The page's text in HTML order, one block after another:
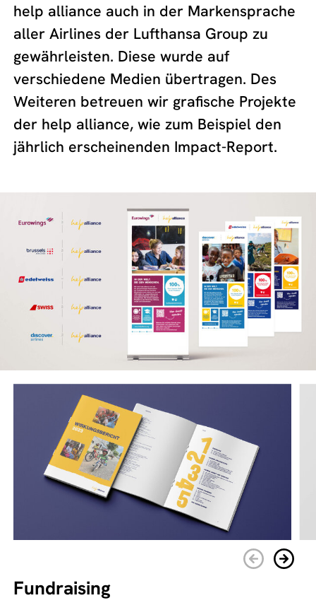
help alliance auch in der Markensprache
aller Airlines der Lufthansa Group zu
gewährleisten. Diese wurde auf
verschiedene Medien übertragen. Des
Weiteren betreuen wir grafische Projekte
der help alliance, wie zum Beispiel den
jährlich erscheinenden Impact-Report.
Fundraising